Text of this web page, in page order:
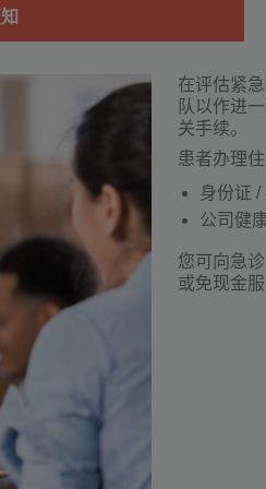
在评估紧
队以作进
关手续。
患者办理
身份证 /
公司健
您可向急
或免现金服